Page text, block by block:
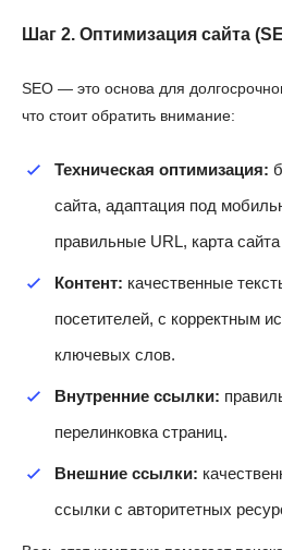
Шаг 2. Оптимизация сайта
SEO — это основа для
что стоит обратить внимание:
Техническая оптимизация:
сайта, адаптация под
правильные URL, карта
Контент: качественные
посетителей, с корректным
ключевых слов.
Внутренние ссылки:
перелинковка страниц.
Внешние ссылки:
ссылки с авторитетных